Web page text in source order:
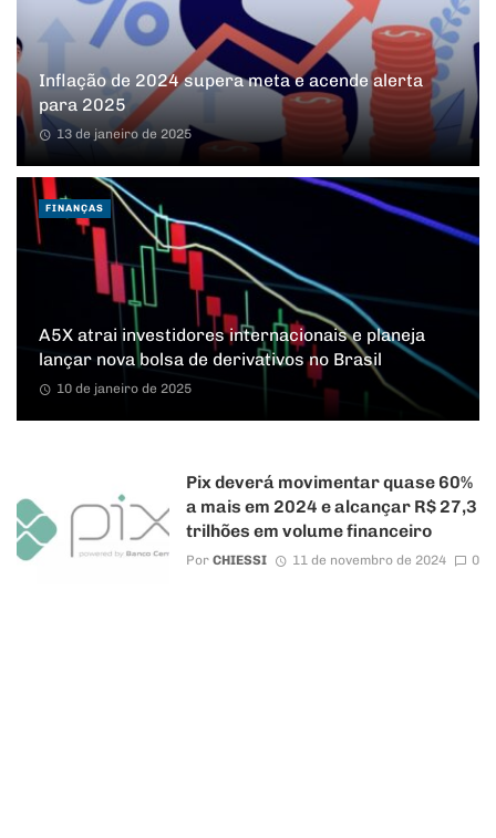
Inflação de 2024 supera meta e acende alerta
para 2025
13 de janeiro de 2025
A5X atrai investidores internacionais e planeja
lançar nova bolsa de derivativos no Brasil
10 de janeiro de 2025
FINANÇAS
Pix deverá movimentar quase 60%
a mais em 2024 e alcançar R$ 27,3
trilhões em volume financeiro
Por CHIESSI 11 de novembro de 2024 0